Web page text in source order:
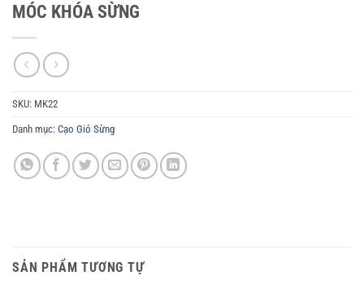
MÓC KHÓA SỪNG
SKU: MK22
Danh mục: Cạo Gió Sừng
SẢN PHẨM TƯƠNG TỰ